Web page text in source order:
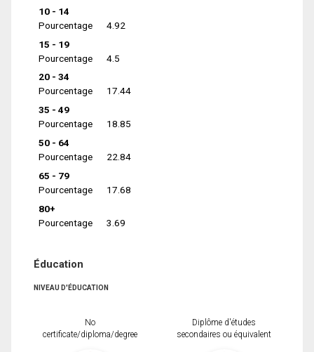
10 - 14
Pourcentage
4.92
15 - 19
Pourcentage
4.5
20 - 34
Pourcentage
17.44
35 - 49
Pourcentage
18.85
50 - 64
Pourcentage
22.84
65 - 79
Pourcentage
17.68
80+
Pourcentage
3.69
Éducation
NIVEAU D'ÉDUCATION
No
certificate/diploma/degree
Diplôme d'études
secondaires ou équivalent